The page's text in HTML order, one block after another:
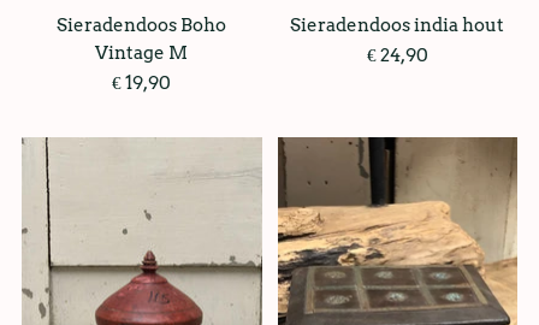
Sieradendoos Boho
Vintage M
€ 19,90
Sieradendoos india hout
€ 24,90